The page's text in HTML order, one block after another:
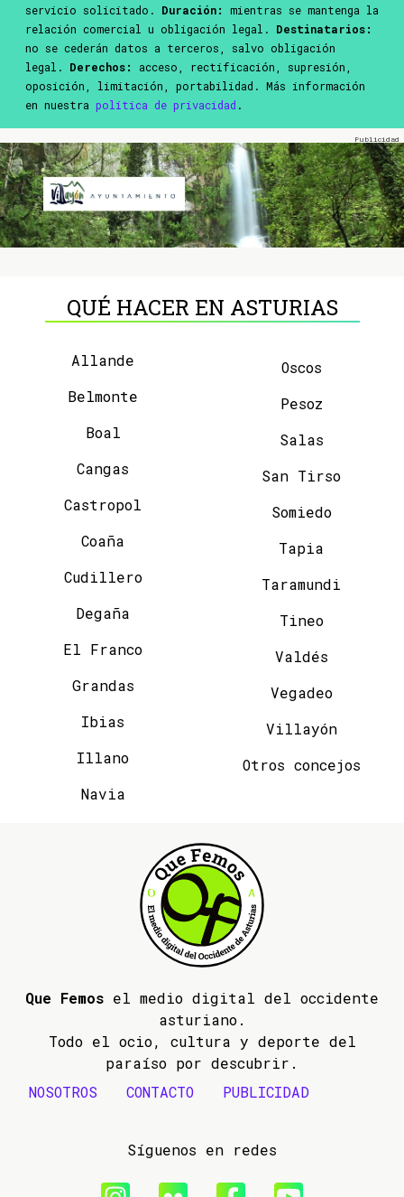
servicio solicitado. Duración:
mientras se mantenga la
relación comercial u obligación legal. Destinatarios:
no se cederán datos a terceros, salvo obligación
legal. Derechos:
acceso, rectificación, supresión,
oposición, limitación, portabilidad. Más información
en nuestra política de privacidad .
QUÉ HACER EN ASTURIAS
Allande
Belmonte
Boal
Cangas
Castropol
Coaña
Cudillero
Degaña
El Franco
Grandas
Ibias
Illano
Navia
Oscos
Pesoz
Salas
San Tirso
Somiedo
Tapia
Taramundi
Tineo
Valdés
Vegadeo
Villayón
Otros concejos
Que Femos el medio digital del occidente
asturiano.
Todo el ocio, cultura y deporte del
paraíso por descubrir.
NOSOTROS
CONTACTO PUBLICIDAD
Síguenos en redes